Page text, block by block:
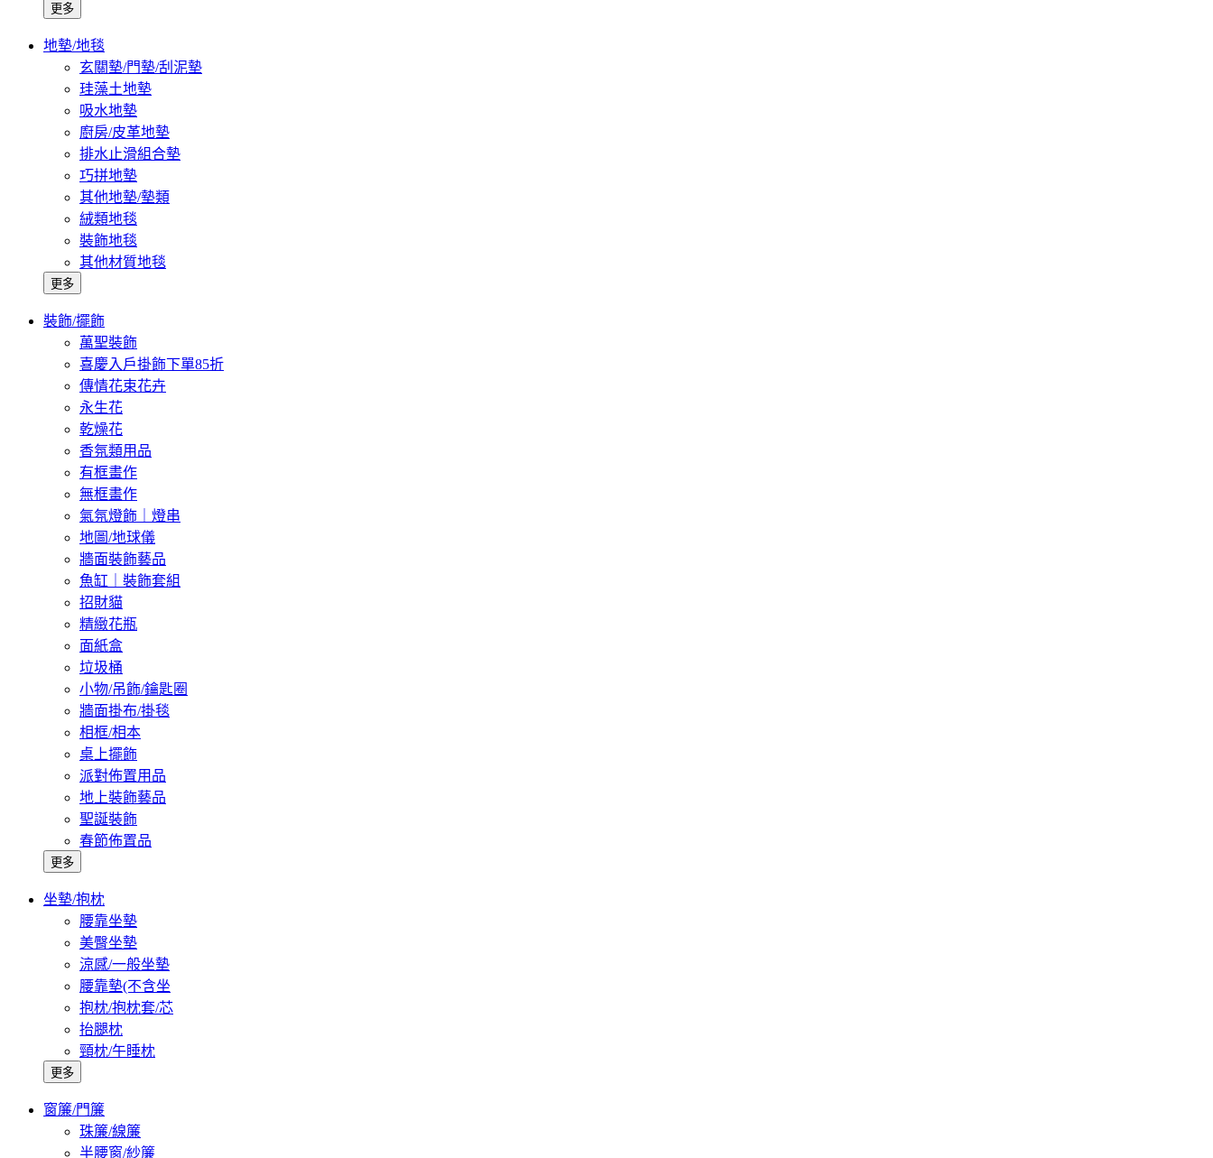
更多
地墊/地毯
玄關墊/門墊/刮泥墊
珪藻土地墊
吸水地墊
廚房/皮革地墊
排水止滑組合墊
巧拼地墊
其他地墊/墊類
絨類地毯
裝飾地毯
其他材質地毯
更多
裝飾/擺飾
萬聖裝飾
喜慶入戶掛飾下單85折
傳情花束花卉
永生花
乾燥花
香氛類用品
有框畫作
無框畫作
氣氛燈飾｜燈串
地圖/地球儀
牆面裝飾藝品
魚缸｜裝飾套組
招財貓
精緻花瓶
面紙盒
垃圾桶
小物/吊飾/鑰匙圈
牆面掛布/掛毯
相框/相本
桌上擺飾
派對佈置用品
地上裝飾藝品
聖誕裝飾
春節佈置品
更多
坐墊/抱枕
腰靠坐墊
美臀坐墊
涼感/一般坐墊
腰靠墊(不含坐
抱枕/抱枕套/芯
抬腿枕
頸枕/午睡枕
更多
窗簾/門簾
珠簾/線簾
半腰窗/紗簾